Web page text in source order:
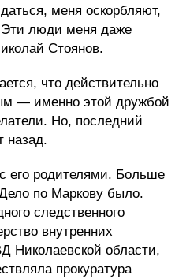
меня оскорбляют,
люди меня даже
Стоянов.
что действительно
— именно этой дружбой
Но, последний
назад.
родителями. Больше
по Маркову было.
следственного
внутренних
Николаевской области,
прокуратура